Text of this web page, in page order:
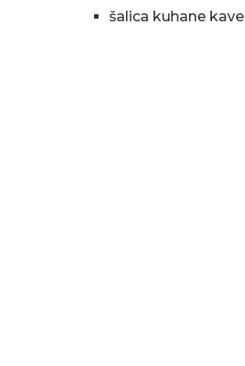
šalica kuhane kave